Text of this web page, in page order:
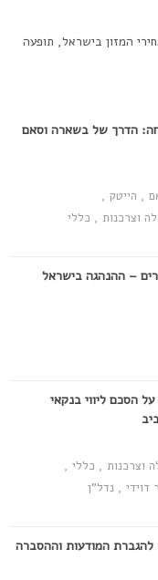
המזון בישראל, תופעה
הדרך של בשארה וסאם
, הייטק ,
וצרכנות , כללי
– ההנהגה בישראל
על הסכם ליווי בנקאי
וצרכנות , כללי ,
דוידי ,נדל"ן
להגברת המודעות וההסברה